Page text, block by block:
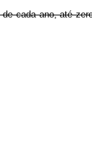
cada ano, até